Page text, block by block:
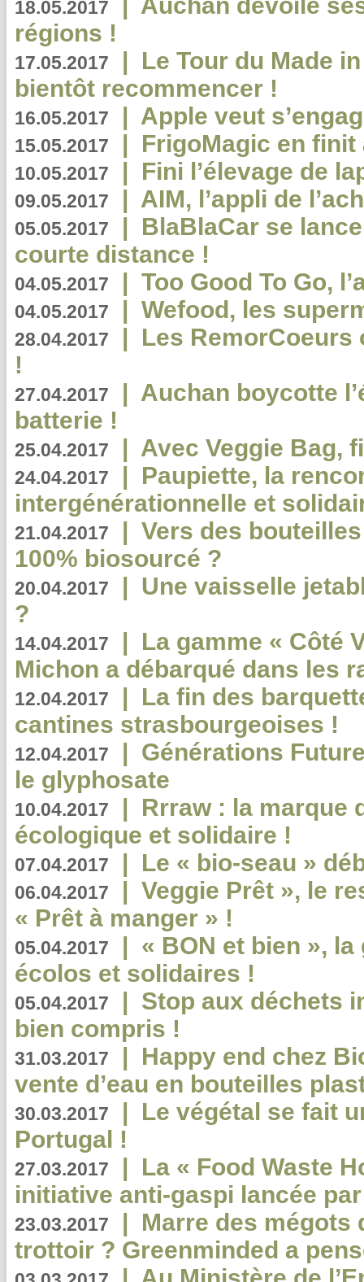
18.05.2017
régions !
17.05.2017 | Le Tour du Made
bientôt recommencer !
16.05.2017 | Apple veut
15.05.2017 | FrigoMagic en
10.05.2017 | Fini l’élevage de
09.05.2017 | AIM, l’appli de
05.05.2017 | BlaBlaCar se
courte distance !
04.05.2017 | Too Good To Go,
04.05.2017 | Wefood, les
28.04.2017 | Les RemorCoeurs
!
27.04.2017 | Auchan boycotte
batterie !
25.04.2017 | Avec Veggie Bag,
24.04.2017 | Paupiette, la
intergénérationnelle et
21.04.2017 | Vers des
100% biosourcé ?
20.04.2017 | Une vaisselle
?
14.04.2017 | La gamme « Côté
Michon a débarqué dans les
12.04.2017 | La fin des
cantines strasbourgeoises !
12.04.2017 | Générations
le glyphosate
10.04.2017 | Rrraw : la marque
écologique et solidaire !
07.04.2017 | Le « bio-seau »
06.04.2017 | Veggie Prêt », le
« Prêt à manger » !
05.04.2017 | « BON et bien »,
écolos et solidaires !
05.04.2017 | Stop aux déchets
bien compris !
31.03.2017 | Happy end chez
vente d’eau en bouteilles
30.03.2017 | Le végétal se fait
Portugal !
27.03.2017 | La « Food Waste
initiative anti-gaspi lancée
23.03.2017 | Marre des mégots
trottoir ? Greenminded a